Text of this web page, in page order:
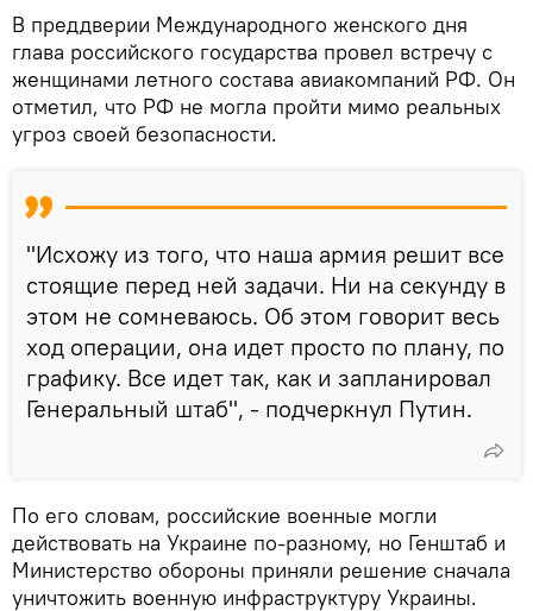
В преддверии Международного женского дня
глава российского государства провел встречу с
женщинами летного состава авиакомпаний РФ. Он
отметил, что РФ не могла пройти мимо реальных
угроз своей безопасности.
"Исхожу из того, что наша армия решит все
стоящие перед ней задачи. Ни на секунду в
этом не сомневаюсь. Об этом говорит весь
ход операции, она идет просто по плану, по
графику. Все идет так, как и запланировал
Генеральный штаб", - подчеркнул Путин.
По его словам, российские военные могли
действовать на Украине по-разному, но Генштаб и
Министерство обороны приняли решение сначала
уничтожить военную инфраструктуру Украины.